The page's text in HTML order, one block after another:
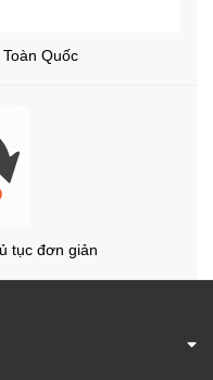
Quốc
tục đơn giản